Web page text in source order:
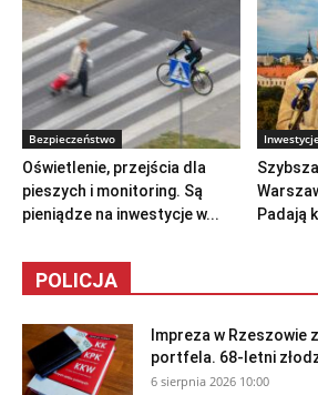
Bezpieczeństwo
Oświetlenie, przejścia dla
pieszych i monitoring. Są
pieniądze na inwestycje w...
Padają
POLICJA
Impreza w Rzeszowie
portfela. 68-letni
6 sierpnia 2026 10:00